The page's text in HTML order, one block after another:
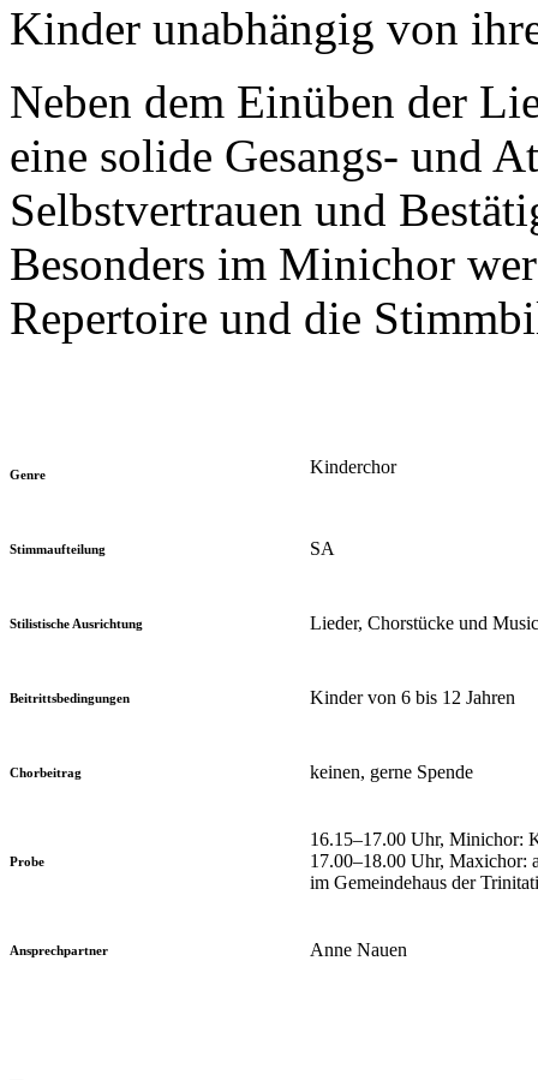
Kinder unabhängig von
Neben dem Einüben der
eine solide Gesangs- und
Selbstvertrauen und
Besonders im Minichor
Repertoire und die
Genre Kinderchor
Stimmaufteilung SA
Stilistische Ausrichtung Lieder, Chorstücke und
Beitrittsbedingungen Kinder von 6 bis 12 Jahren
Chorbeitrag keinen, gerne Spende
Probe
16.15–17.00 Uhr, Minichor:
17.00–18.00 Uhr, Maxichor:
im Gemeindehaus der
Ansprechpartner Anne Nauen